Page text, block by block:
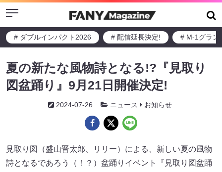
Menu
# ダブルインパクト2026 # 配信延長決定! # M-1グラン
夏の新たな風物詩となる!?『見取り
図盆踊り』9月21日開催決定!
2024-07-26 ニュース お知らせ
見取り図（盛山晋太郎、リリー）による、新しい夏の風物
詩となるであろう（！？）盆踊りイベント『見取り図盆踊